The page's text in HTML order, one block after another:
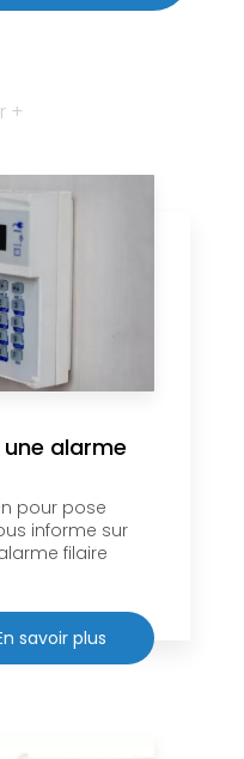
+
alarme
pour pose
informe sur
filaire
savoir plus